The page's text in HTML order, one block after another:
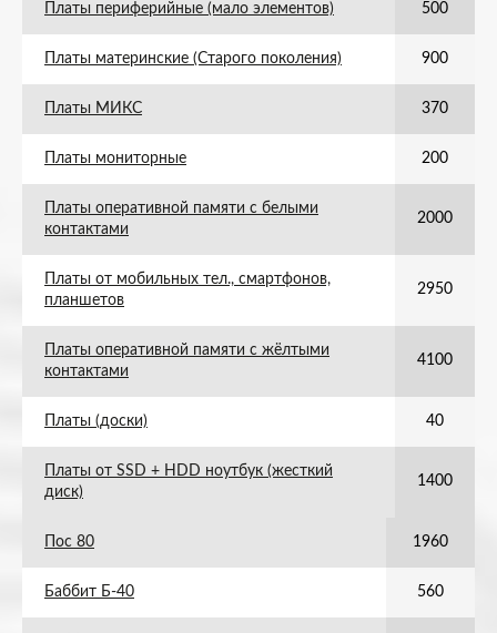
Платы периферийные (мало элементов) 500
Платы материнские (Старого поколения) 900
Платы МИКС 370
Платы мониторные 200
Платы оперативной памяти с белыми
контактами
2000
Платы от мобильных тел., смартфонов,
планшетов
2950
Платы оперативной памяти с жёлтыми
контактами
4100
Платы (доски) 40
Платы от SSD + HDD ноутбук (жесткий
диск)
1400
Пос 80 1960
Баббит Б-40 560